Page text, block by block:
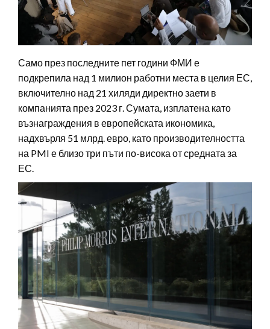
Само през последните пет години ФМИ е
подкрепила над 1 милион работни места в целия ЕС,
включително над 21 хиляди директно заети в
компанията през 2023 г. Сумата, изплатена като
възнаграждения в европейската икономика,
надхвърля 51 млрд. евро, като производителността
на PMI е близо три пъти по-висока от средната за
ЕС.